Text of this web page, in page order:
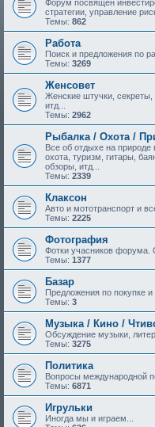
Форум посвящен
стратегии, управление
Темы: 862
Работа
Поиск и предложения по
Темы: 3269
Женсовет
Женские штучки,
итд...
Темы: 2962
Рыбалка / Охота /
Все об отдыхе на
охота, туризм, гитары,
обзоры, итд...
Темы: 2339
Клаксон
Авто и мототранспорт и
Темы: 2225
Фотография
Фотки учасников форума.
Темы: 1377
Базар
Предложения по покупке
Темы: 3
Музыка / Кино /
Обсуждение музыки,
Темы: 3275
Политика
Вопросы международной
Темы: 6871
Игрульки
Иногда мы и играем...